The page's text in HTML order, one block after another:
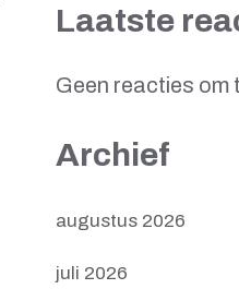
Laatste
Geen reacties om
Archief
augustus 2026
juli 2026